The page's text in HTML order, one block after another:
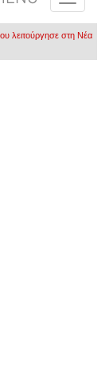
λειτούργησε στη Νέα